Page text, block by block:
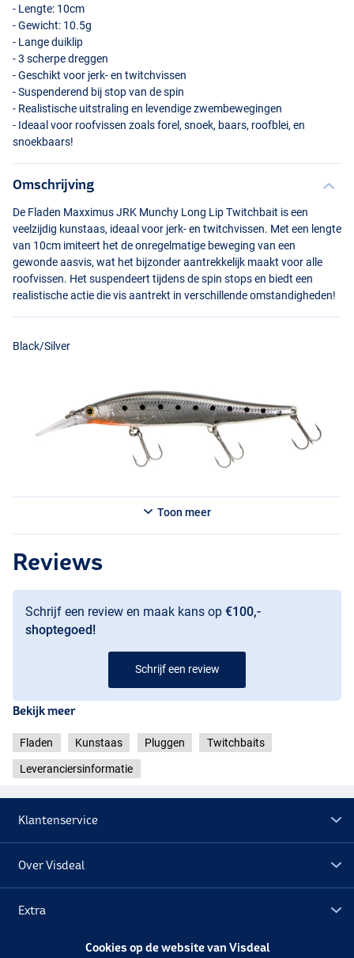
Firetiger
- Lengte: 10cm
- Gewicht: 10.5g
- Lange duiklip
- 3 scherpe dreggen
- Geschikt voor jerk- en twitchvissen
- Suspenderend bij stop van de spin
- Realistische uitstraling en levendige zwembewegingen
- Ideaal voor roofvissen zoals forel, snoek, baars, roofblei, en
snoekbaars!
Omschrijving
De Fladen MaxximusJRK Munchy Long Lip Twitchbait is een
veelzijdig kunstaas, ideaal voor jerk- en twitchvissen. Met een lengte
van 10cm imiteert het de onregelmatige beweging van een
gewonde aasvis, wat het bijzonder aantrekkelijk maakt voor alle
roofvissen. Het suspendeert tijdens de spin stops en biedt een
realistische actie die vis aantrekt in verschillende omstandigheden!
Black/Silver
Firetiger
Toon meer
Reviews
Schrijf een review en maak kans op €100,-
shoptegoed!
Schrijf een review
Bekijk meer
Fladen Kunstaas Pluggen Twitchbaits
Leveranciersinformatie
Klantenservice
Over Visdeal
Extra
Cookies op de website van Visdeal